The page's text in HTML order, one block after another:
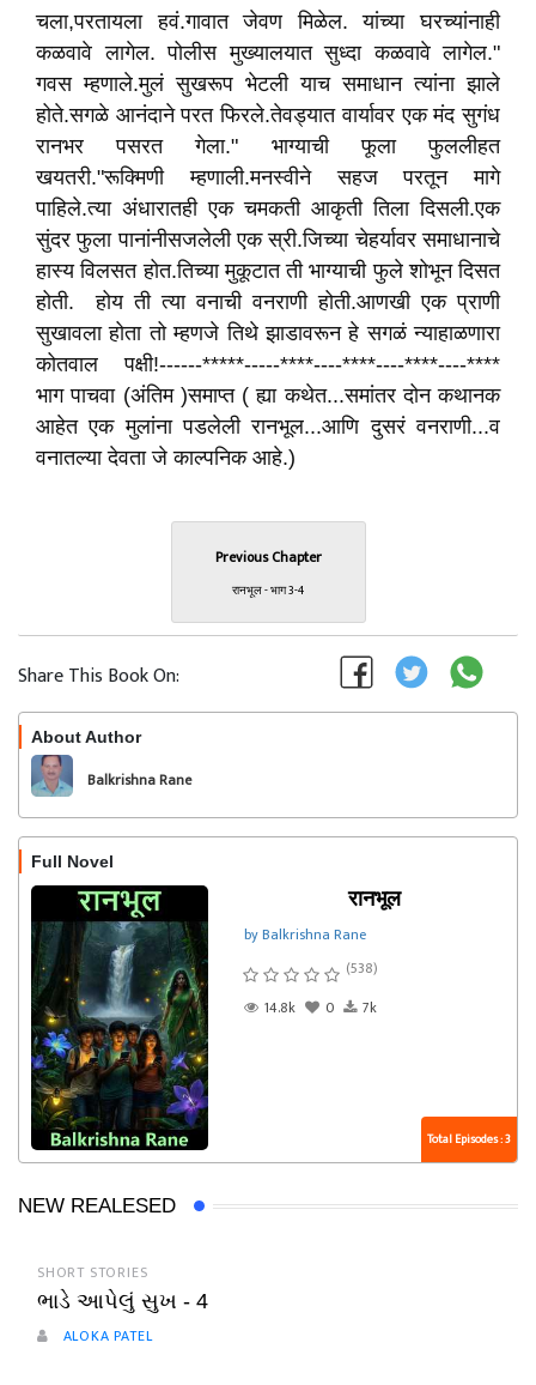
चला,परतायला हवं.गावात जेवण मिळेल. यांच्या घरच्यांनाही
कळवावे लागेल. पोलीस मुख्यालयात सुध्दा कळवावे लागेल."
गवस म्हणाले.मुलं सुखरूप भेटली याच समाधान त्यांना झाले
होते.सगळे आनंदाने परत फिरले.तेवड्यात वार्यावर एक मंद सुगंध
रानभर पसरत गेला." भाग्याची फूला फुललीहत
खयतरी."रूक्मिणी म्हणाली.मनस्वीने सहज परतून मागे
पाहिले.त्या अंधारातही एक चमकती आकृती तिला दिसली.एक
सुंदर फुला पानांनीसजलेली एक स्री.जिच्या चेहर्यावर समाधानाचे
हास्य विलसत होत.तिच्या मुकूटात ती भाग्याची फुले शोभून दिसत
होती. होय ती त्या वनाची वनराणी होती.आणखी एक प्राणी
सुखावला होता तो म्हणजे तिथे झाडावरून हे सगळं न्याहाळणारा
कोतवाल पक्षी!------*****-----****----****----****----****
भाग पाचवा (अंतिम )समाप्त ( ह्या कथेत...समांतर दोन कथानक
आहेत एक मुलांना पडलेली रानभूल...आणि दुसरं वनराणी...व
वनातल्या देवता जे काल्पनिक आहे.)
Previous Chapter
रानभूल - भाग 3-4
Share This Book On:
About Author
Balkrishna Rane
Full Novel
रानभूल
by Balkrishna Rane
(538)
14.8k
0 7k
Total Episodes : 3
NEW REALESED
SHORT STORIES
ભાડે આપેલું સુખ - 4
ALOKA PATEL